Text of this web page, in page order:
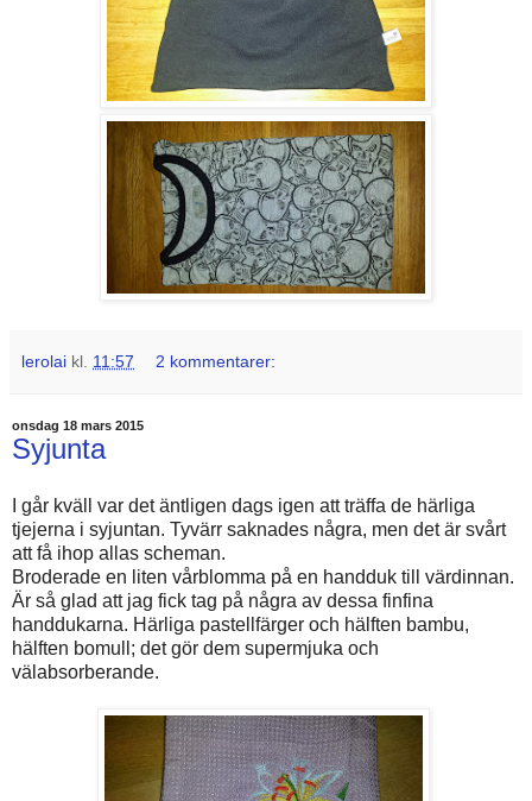
lerolai kl. 11:57 2 kommentarer:
onsdag 18 mars 2015
Syjunta
I går kväll var det äntligen dags igen att träffa de härliga
tjejerna i syjuntan. Tyvärr saknades några, men det är svårt
att få ihop allas scheman.
Broderade en liten vårblomma på en handduk till värdinnan.
Är så glad att jag fick tag på några av dessa finfina
handdukarna. Härliga pastellfärger och hälften bambu,
hälften bomull; det gör dem supermjuka och
välabsorberande.